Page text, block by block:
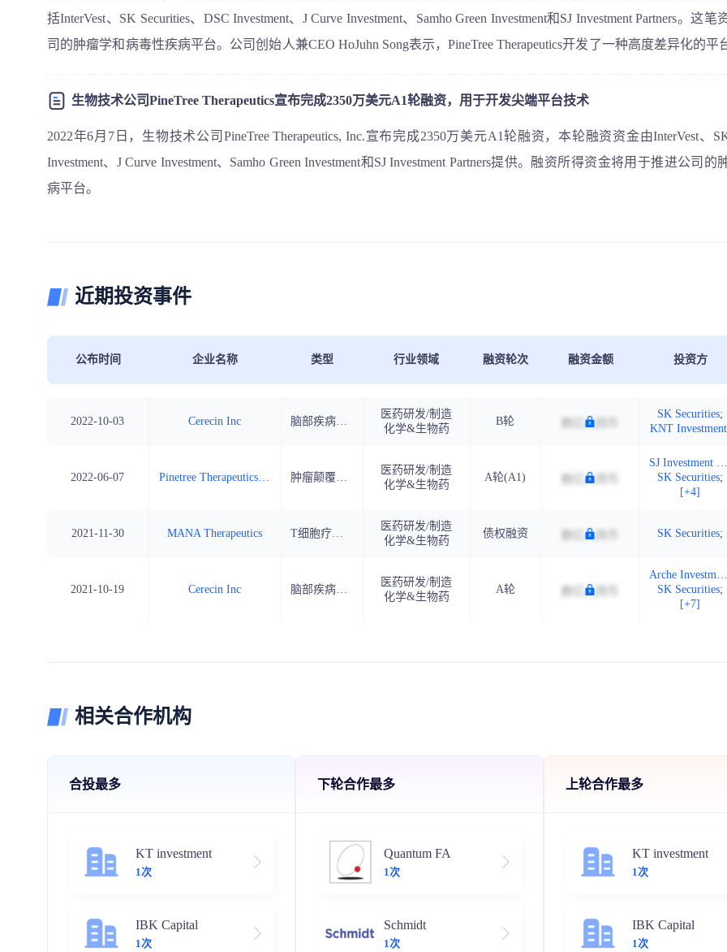
括InterVest、SK Securities、DSC Investment、J Curve Investment、Samho Green Investment和SJ Investment Partners。这
司的肿瘤学和病毒性疾病平台。公司创始人兼CEO HoJuhn Song表示，PineTree Therapeutics开发了一种高度差异化的平
药物是首个针对非小细胞肺癌的降解所有测试EGFR突变体的分子，有望在EGFR激酶抑制剂耐药肿瘤和EGFR突变肿
生物技术公司PineTree Therapeutics宣布完成2350万美元A1轮融资，用于开发尖端平台技术
2022年6月7日，生物技术公司PineTree Therapeutics, Inc.宣布完成2350万美元A1轮融资，本轮融资资金由InterVest、
Investment、J Curve Investment、Samho Green Investment和SJ Investment Partners提供。融资所得资金将用于推进公司
病平台。
近期投资事件
公布时间 企业名称 类型 行业领域 融资轮次 融资金额 投资方
2022-10-03 Cerecin Inc 脑部疾病治疗药物开发商
医药研发/制造
化学&生物药
B轮
SK Securities;
KNT Investment
2022-06-07 Pinetree Therapeutics Inc 肿瘤颠覆性疗法开发商
医药研发/制造
化学&生物药
A轮(A1)
SJ Investment Partners
SK Securities;
[+4]
2021-11-30 MANA Therapeutics T细胞疗法研发商
医药研发/制造
化学&生物药
债权融资 SK Securities;
2021-10-19 Cerecin Inc 脑部疾病治疗药物开发商
医药研发/制造
化学&生物药
A轮
Arche Investment
SK Securities;
[+7]
相关合作机构
合投最多
KT investment
1次
IBK Capital
1次
下轮合作最多
Quantum FA
1次
Schmidt
1次
上轮合作最多
KT investment
1次
IBK Capital
1次